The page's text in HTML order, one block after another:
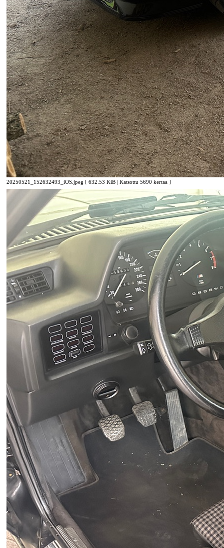
20250521_152632493_iOS.jpeg [ 632.53 KiB | Katsottu 5690 kertaa ]